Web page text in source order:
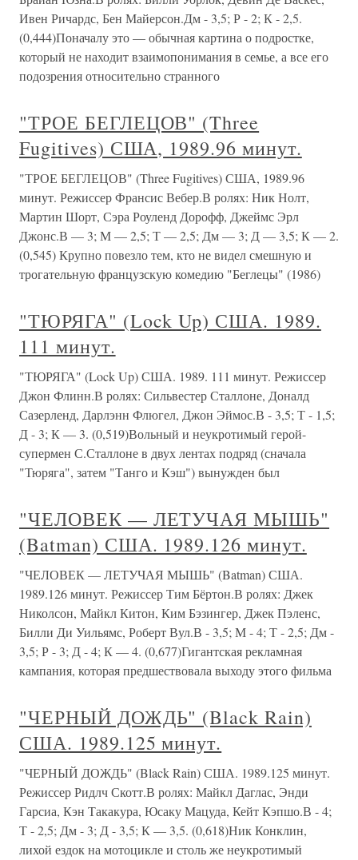
Ивен Ричардс, Бен Майерсон.Дм - 3,5; Р - 2; К - 2,5.
(0,444)Поначалу это — обычная картина о подростке,
который не находит взаимопонимания в семье, а все его
подозрения относительно странного
"ТРОЕ БЕГЛЕЦОВ" (Three
Fugitives) США, 1989.96 минут.
"ТРОЕ БЕГЛЕЦОВ" (Three Fugitives) США, 1989.96
минут. Режиссер Франсис Вебер.В ролях: Ник Нолт,
Мартин Шорт, Сэра Роуленд Дорофф, Джеймс Эрл
Джонс.В — 3; М — 2,5; Т — 2,5; Дм — 3; Д — 3,5; К — 2.
(0,545) Крупно повезло тем, кто не видел смешную и
трогательную французскую комедию "Беглецы" (1986)
"ТЮРЯГА" (Lock Up) США. 1989.
111 минут.
"ТЮРЯГА" (Lock Up) США. 1989. 111 минут. Режиссер
Джон Флинн.В ролях: Сильвестер Сталлоне, Доналд
Сазерленд, Дарлэнн Флюгел, Джон Эймос.В - 3,5; Т - 1,5;
Д - 3; К — 3. (0,519)Вольный и неукротимый герой-
супермен С.Сталлоне в двух лентах подряд (сначала
"Тюряга", затем "Танго и Кэш") вынужден был
"ЧЕЛОВЕК — ЛЕТУЧАЯ МЫШЬ"
(Batman) США. 1989.126 минут.
"ЧЕЛОВЕК — ЛЕТУЧАЯ МЫШЬ" (Batman) США.
1989.126 минут. Режиссер Тим Бёртон.В ролях: Джек
Николсон, Майкл Китон, Ким Бэзингер, Джек Пэленс,
Билли Ди Уильямс, Роберт Вул.В - 3,5; М - 4; Т - 2,5; Дм -
3,5; Р - 3; Д - 4; К — 4. (0,677)Гигантская рекламная
кампания, которая предшествовала выходу этого фильма
"ЧЕРНЫЙ ДОЖДЬ" (Black Rain)
США. 1989.125 минут.
"ЧЕРНЫЙ ДОЖДЬ" (Black Rain) США. 1989.125 минут.
Режиссер Ридлч Скотт.В ролях: Майкл Даглас, Энди
Гарсиа, Кэн Такакура, Юсаку Мацуда, Кейт Кэпшо.В - 4;
Т - 2,5; Дм - 3; Д - 3,5; К — 3,5. (0,618)Ник Конклин,
лихой ездок на мотоцикле и столь же неукротимый